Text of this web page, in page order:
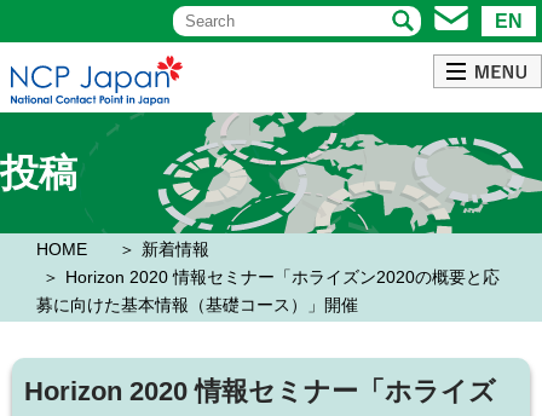
EN
投稿
HOME
新着情報
Horizon 2020 情報セミナー「ホライズン2020の概要と応
募に向けた基本情報（基礎コース）」開催
Horizon 2020 情報セミナー「ホライズ